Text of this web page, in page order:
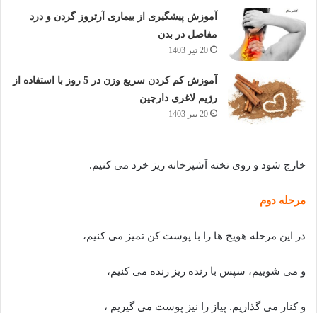
آموزش پیشگیری از بیماری آرتروز گردن و درد
مفاصل در بدن
20 تیر 1403
آموزش کم کردن سریع وزن در 5 روز با استفاده از
رژیم لاغری دارچین
20 تیر 1403
خارج شود و روی تخته آشپزخانه ریز خرد می کنیم.
مرحله دوم
در این مرحله هویج ها را با پوست کن تمیز می کنیم،
و می شوییم، سپس با رنده ریز رنده می کنیم،
و کنار می گذاریم. پیاز را نیز پوست می گیریم ،